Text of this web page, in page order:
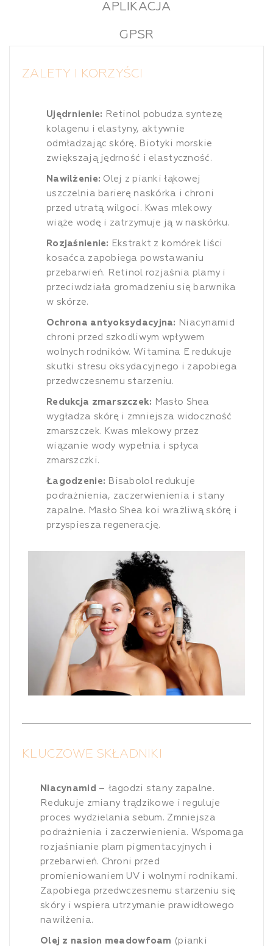
APLIKACJA
GPSR
ZALETY I KORZYŚCI
Ujędrnienie: Retinol pobudza syntezę
kolagenu i elastyny, aktywnie
odmładzając skórę. Biotyki morskie
zwiększają jędrność i elastyczność.
Nawilżenie: Olej z pianki łąkowej
uszczelnia barierę naskórka i chroni
przed utratą wilgoci. Kwas mlekowy
wiąże wodę i zatrzymuje ją w naskórku.
Rozjaśnienie: Ekstrakt z komórek liści
kosaćca zapobiega powstawaniu
przebarwień. Retinol rozjaśnia plamy i
przeciwdziała gromadzeniu się barwnika
w skórze.
Ochrona antyoksydacyjna: Niacynamid
chroni przed szkodliwym wpływem
wolnych rodników. Witamina E redukuje
skutki stresu oksydacyjnego i zapobiega
przedwczesnemu starzeniu.
Redukcja zmarszczek: Masło Shea
wygładza skórę i zmniejsza widoczność
zmarszczek. Kwas mlekowy przez
wiązanie wody wypełnia i spłyca
zmarszczki.
Łagodzenie: Bisabolol redukuje
podrażnienia, zaczerwienienia i stany
zapalne. Masło Shea koi wrażliwą skórę i
przyspiesza regenerację.
KLUCZOWE SKŁADNIKI
Niacynamid – łagodzi stany zapalne.
Redukuje zmiany trądzikowe i reguluje
proces wydzielania sebum. Zmniejsza
podrażnienia i zaczerwienienia. Wspomaga
rozjaśnianie plam pigmentacyjnych i
przebarwień. Chroni przed
promieniowaniem UV i wolnymi rodnikami.
Zapobiega przedwczesnemu starzeniu się
skóry i wspiera utrzymanie prawidłowego
nawilżenia.
Olej z nasion meadowfoam (pianki